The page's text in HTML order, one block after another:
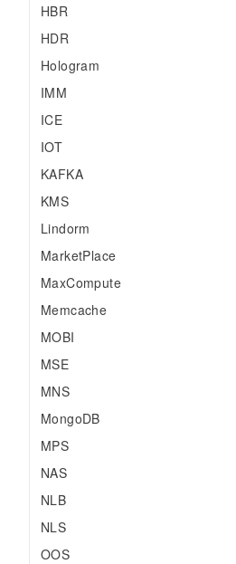
HBR
HDR
Hologram
IMM
ICE
IOT
KAFKA
KMS
Lindorm
MarketPlace
MaxCompute
Memcache
MOBI
MSE
MNS
MongoDB
MPS
NAS
NLB
NLS
OOS